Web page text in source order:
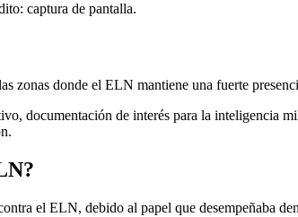
captura de pantalla.
zonas donde el ELN mantiene una fuerte
documentación de interés para la inteligencia
el ELN, debido al papel que desempeñaba